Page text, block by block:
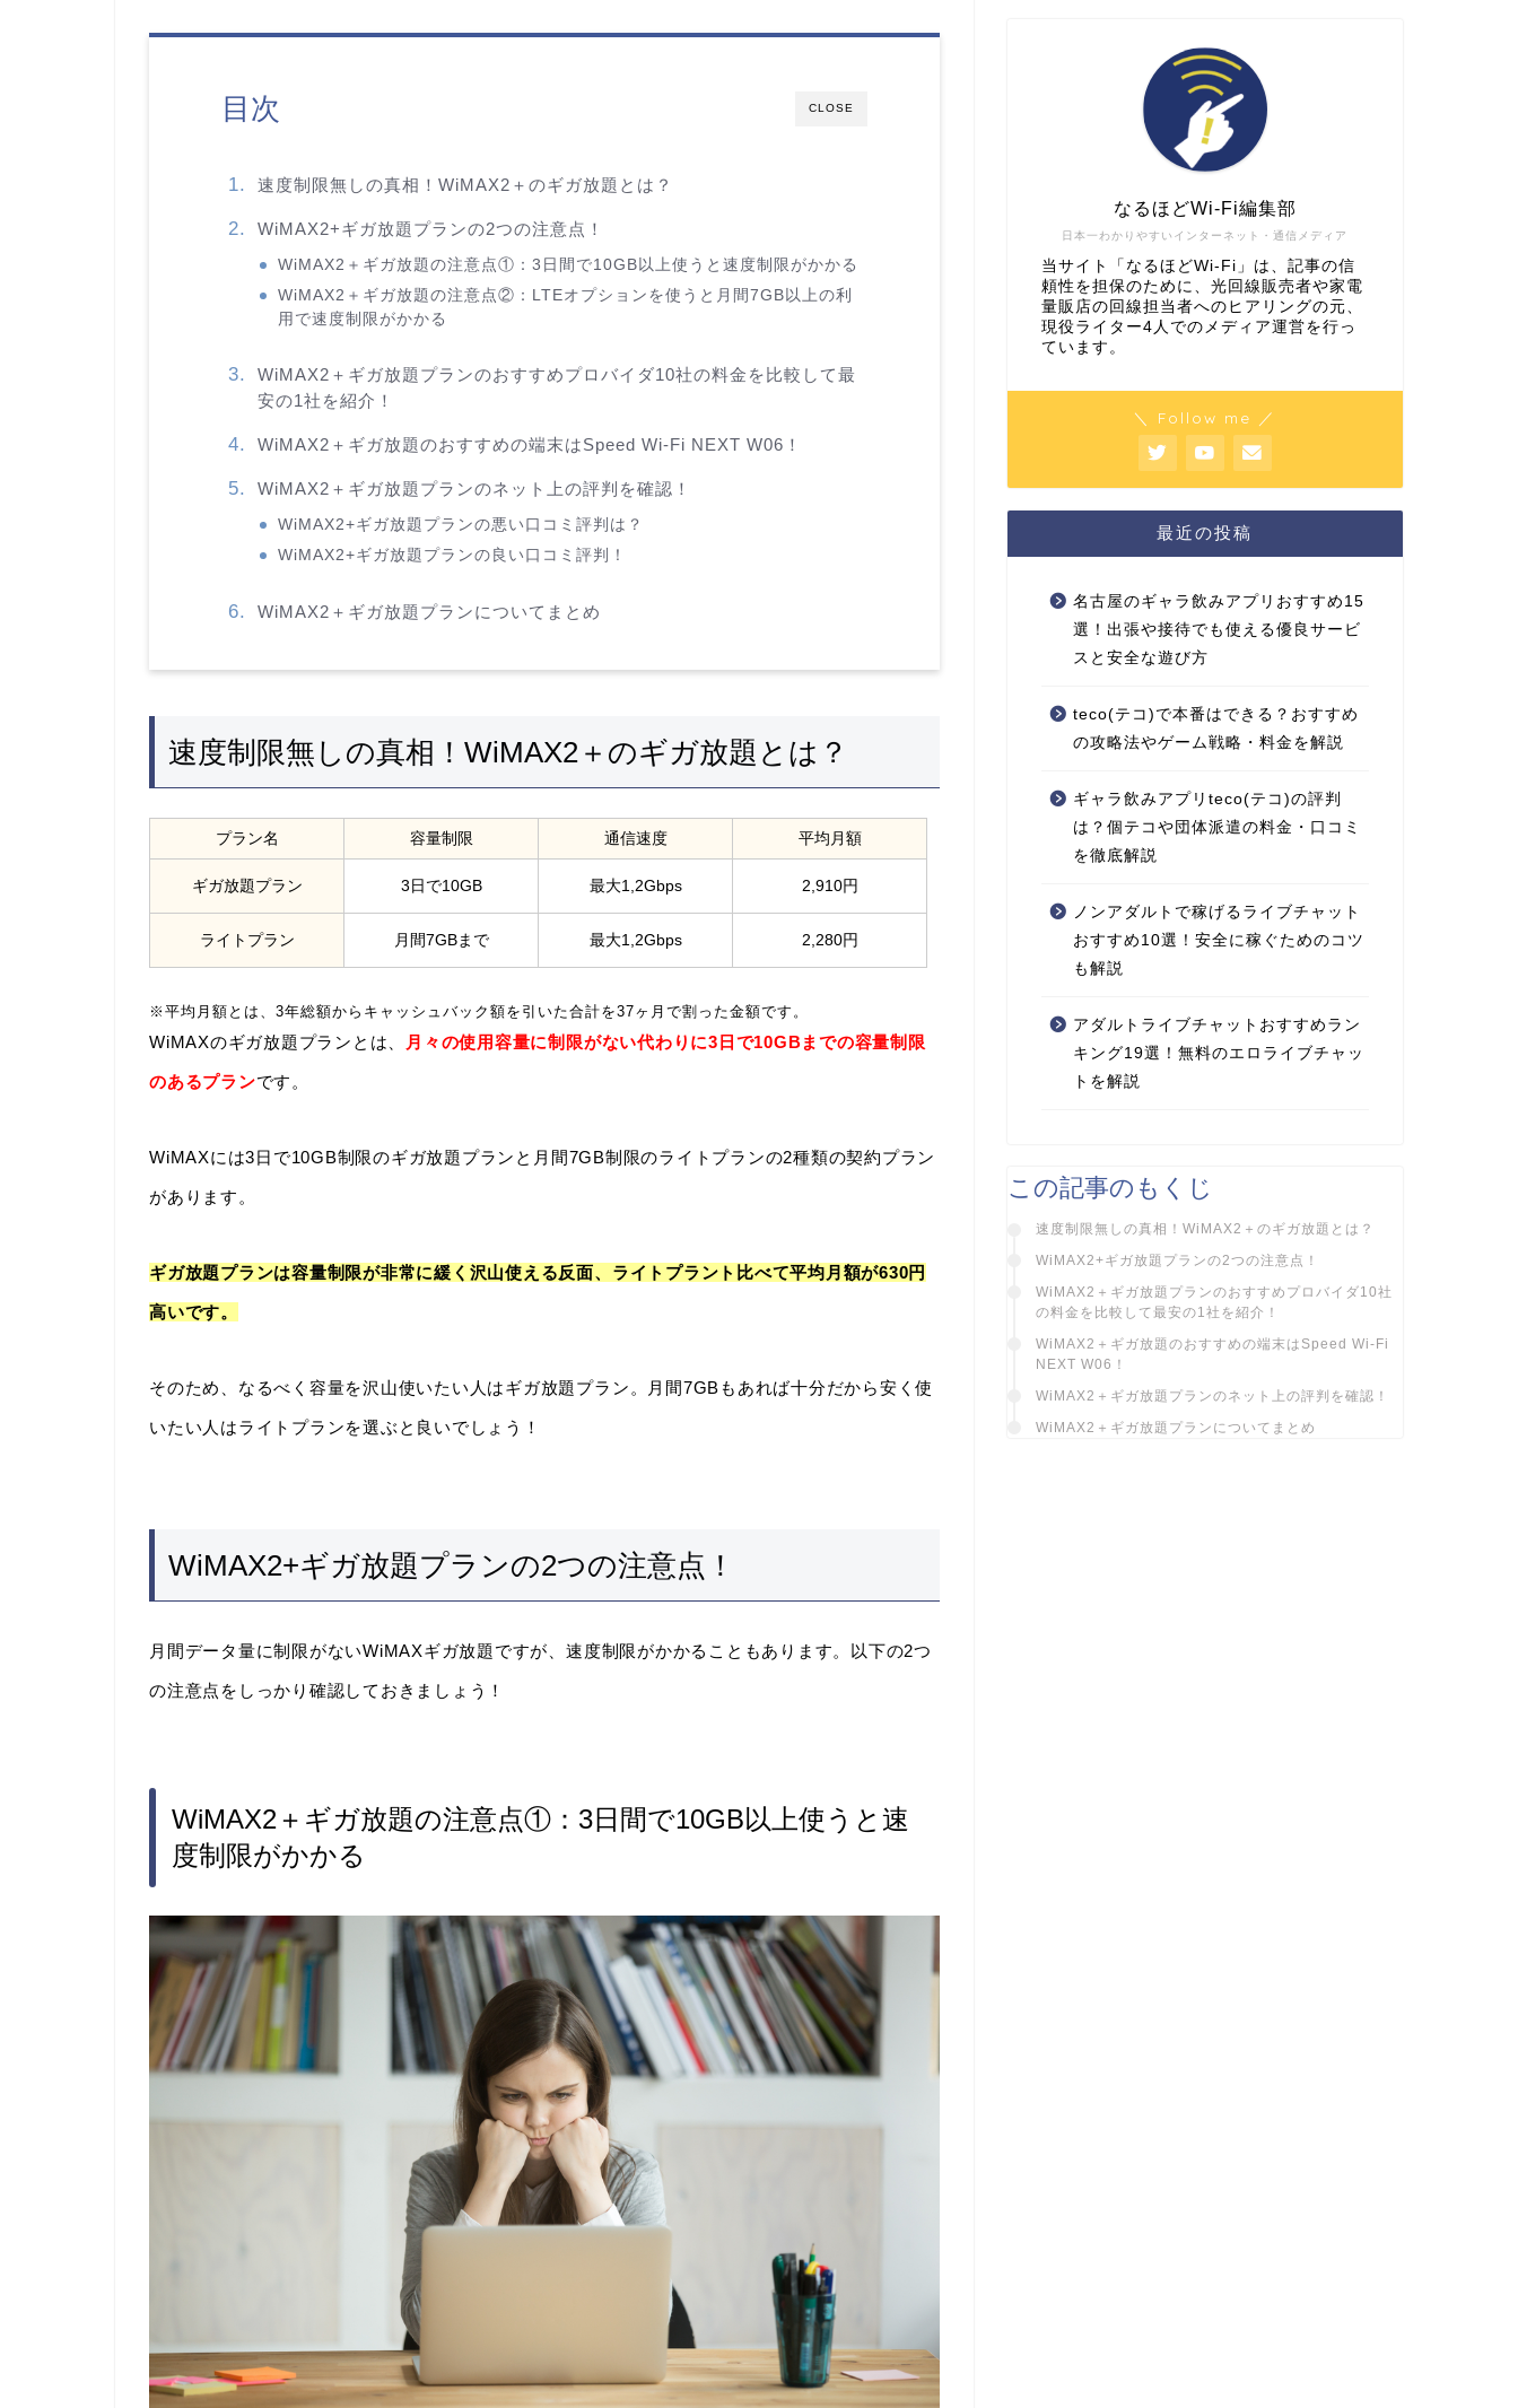
CLOSE
目次
速度制限無しの真相！WiMAX2＋のギガ放題とは？
WiMAX2+ギガ放題プランの2つの注意点！
WiMAX2＋ギガ放題の注意点①：3日間で10GB以上使うと速度制限がかかる
WiMAX2＋ギガ放題の注意点②：LTEオプションを使うと月間7GB以上の利
用で速度制限がかかる
WiMAX2＋ギガ放題プランのおすすめプロバイダ10社の料金を比較して最
安の1社を紹介！
WiMAX2＋ギガ放題のおすすめの端末はSpeed Wi-Fi NEXT W06！
WiMAX2＋ギガ放題プランのネット上の評判を確認！
WiMAX2+ギガ放題プランの悪い口コミ評判は？
WiMAX2+ギガ放題プランの良い口コミ評判！
WiMAX2＋ギガ放題プランについてまとめ
速度制限無しの真相！WiMAX2＋のギガ放題とは？
プラン名 容量制限 通信速度 平均月額
ギガ放題プラン 3日で10GB 最大1,2Gbps 2,910円
ライトプラン 月間7GBまで 最大1,2Gbps 2,280円
※平均月額とは、3年総額からキャッシュバック額を引いた合計を37ヶ月で割った金額です。
WiMAXのギガ放題プランとは、 月々の使用容量に制限がない代わりに3日で10GBまでの容量制限
のあるプランです。
WiMAXには3日で10GB制限のギガ放題プランと月間7GB制限のライトプランの2種類の契約プラン
があります。
ギガ放題プランは容量制限が非常に緩く沢山使える反面、ライトプラント比べて平均月額が630円
高いです。
そのため、なるべく容量を沢山使いたい人はギガ放題プラン。月間7GBもあれば十分だから安く使
いたい人はライトプランを選ぶと良いでしょう！
WiMAX2+ギガ放題プランの2つの注意点！
月間データ量に制限がないWiMAXギガ放題ですが、速度制限がかかることもあります。以下の2つ
の注意点をしっかり確認しておきましょう！
WiMAX2＋ギガ放題の注意点①：3日間で10GB以上使うと速
度制限がかかる
日本一わかりやすいインターネット・通信メディア
なるほどWi-Fi編集部
当サイト「なるほどWi-Fi」は、記事の信
頼性を担保のために、光回線販売者や家電
量販店の回線担当者へのヒアリングの元、
現役ライター4人でのメディア運営を行っ
ています。
＼ Follow me ／
最近の投稿
名古屋のギャラ飲みアプリおすすめ15
選！出張や接待でも使える優良サービ
スと安全な遊び方
teco(テコ)で本番はできる？おすすめ
の攻略法やゲーム戦略・料金を解説
ギャラ飲みアプリteco(テコ)の評判
は？個テコや団体派遣の料金・口コミ
を徹底解説
ノンアダルトで稼げるライブチャット
おすすめ10選！安全に稼ぐためのコツ
も解説
アダルトライブチャットおすすめラン
キング19選！無料のエロライブチャッ
トを解説
この記事のもくじ
速度制限無しの真相！WiMAX2＋のギガ放題とは？
WiMAX2+ギガ放題プランの2つの注意点！
WiMAX2＋ギガ放題プランのおすすめプロバイダ10社
の料金を比較して最安の1社を紹介！
WiMAX2＋ギガ放題のおすすめの端末はSpeed Wi-Fi
NEXT W06！
WiMAX2＋ギガ放題プランのネット上の評判を確認！
WiMAX2＋ギガ放題プランについてまとめ